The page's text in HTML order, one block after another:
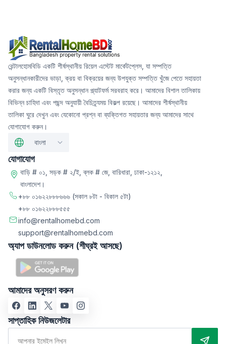
রেন্টালহোমবিডি একটি শীর্ষস্থানীয় রিয়েল এস্টেট মার্কেটপ্লেস, যা সম্পত্তি
অনুসন্ধানকারীদের ভাড়া, ক্রয় বা বিক্রয়ের জন্য উপযুক্ত সম্পত্তি খুঁজে পেতে সহায়তা
করার জন্য একটি বিস্তৃত অনুসন্ধান প্ল্যাটফর্ম সরবরাহ করে। আমাদের বিশাল তালিকায়
বিভিন্ন চাহিদা এবং পছন্দ অনুযায়ী বৈচিত্র্যময় বিকল্প রয়েছে। আমাদের শীর্ষস্থানীয়
তালিকা ঘুরে দেখুন এবং যেকোনো প্রশ্ন বা ব্যক্তিগত সহায়তার জন্য আমাদের সাথে
যোগাযোগ করুন।
বাংলা
যোগাযোগ
বাড়ি # ০১, সড়ক # ২/ই, ব্লক # জে, বারিধারা, ঢাকা-১২১২,
বাংলাদেশ।
+৮৮ ০১৬২২৮৮৮৬৬৬ (সকাল ৮টা - বিকাল ৫টা)
+৮৮ ০১৬২২৮৮৮৫৫৫
info@rentalhomebd.com
support@rentalhomebd.com
অ্যাপ ডাউনলোড করুন (শীঘ্রই আসছে)
আমাদের অনুসরণ করুন
সাপ্তাহিক নিউজলেটার